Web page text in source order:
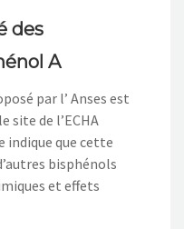
des
A
par l’ Anses est
site de l’ECHA
indique que cette
bisphénols
et effets